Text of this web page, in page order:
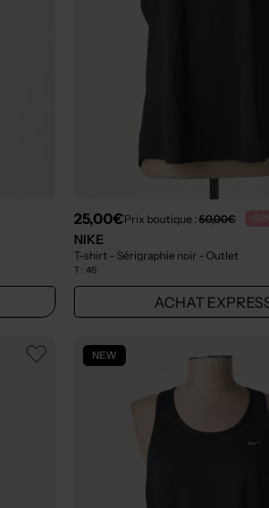
25,00€Prix boutique : 50,00€ -
NIKE
T-shirt - Sérigraphie noir - Outlet
T : 46
ACHAT
NEW